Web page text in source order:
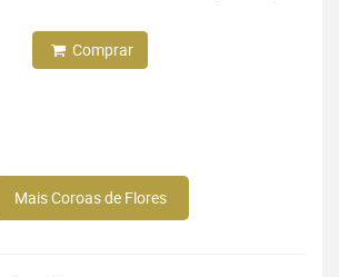
Comprar
Mais Coroas de Flores